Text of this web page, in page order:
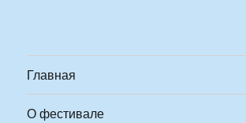
Главная
О фестивале